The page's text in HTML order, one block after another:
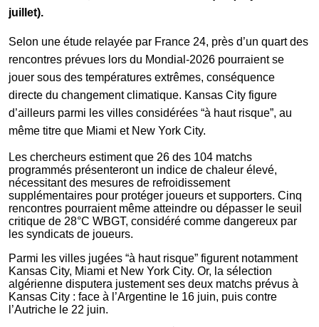
juillet).
Selon une étude relayée par France 24, près d’un quart des
rencontres prévues lors du Mondial-2026 pourraient se
jouer sous des températures extrêmes, conséquence
directe du changement climatique. Kansas City figure
d’ailleurs parmi les villes considérées “à haut risque”, au
même titre que Miami et New York City.
Les chercheurs estiment que 26 des 104 matchs
programmés présenteront un indice de chaleur élevé,
nécessitant des mesures de refroidissement
supplémentaires pour protéger joueurs et supporters. Cinq
rencontres pourraient même atteindre ou dépasser le seuil
critique de 28°C WBGT, considéré comme dangereux par
les syndicats de joueurs.
Parmi les villes jugées “à haut risque” figurent notamment
Kansas City, Miami et New York City. Or, la sélection
algérienne disputera justement ses deux matchs prévus à
Kansas City : face à l’Argentine le 16 juin, puis contre
l’Autriche le 22 juin.